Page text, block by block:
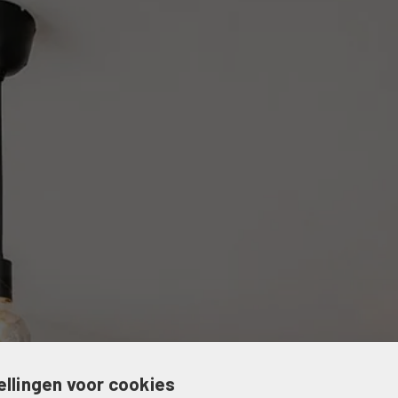
voor cookies